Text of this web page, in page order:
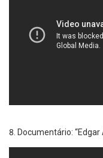
Documentário: